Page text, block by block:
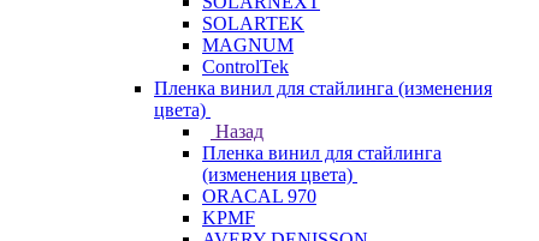
SOLARTEK
MAGNUM
ControlTek
Пленка винил для стайлинга (изменения
цвета)
Назад
Пленка винил для стайлинга
(изменения цвета)
ORACAL 970
KPMF